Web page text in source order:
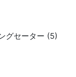
グセーター (5)